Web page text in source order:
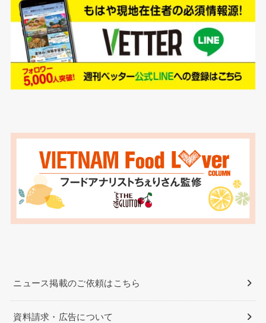
ニュース掲載のご依頼はこちら
資料請求・広告について